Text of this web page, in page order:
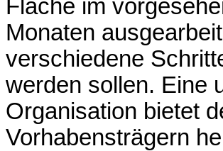
Fläche im
Monaten
verschiedene
werden sollen. Eine
Organisation bietet
Vorhabensträgern